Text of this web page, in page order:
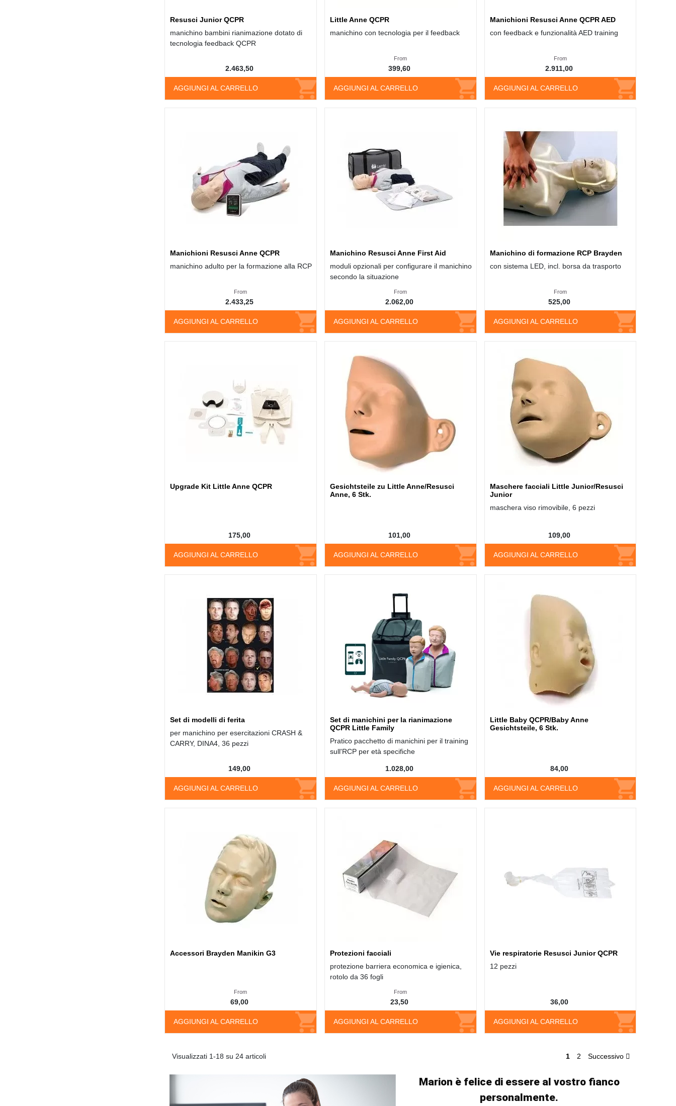
Resusci Junior QCPR
manichino bambini rianimazione dotato di
tecnologia feedback QCPR
AGGIUNGI AL CARRELLO
2.463,50
Little Anne QCPR
manichino con tecnologia per il feedback
AGGIUNGI AL CARRELLO
From
399,60
Manichioni Resusci Anne QCPR AED
con feedback e funzionalità AED training
AGGIUNGI AL CARRELLO
From
2.911,00
Manichioni Resusci Anne QCPR
manichino adulto per la formazione alla RCP
AGGIUNGI AL CARRELLO
From
2.433,25
Manichino Resusci Anne First Aid
moduli opzionali per configurare il manichino
secondo la situazione
AGGIUNGI AL CARRELLO
From
2.062,00
Manichino di formazione RCP Brayden
con sistema LED, incl. borsa da trasporto
AGGIUNGI AL CARRELLO
From
525,00
Upgrade Kit Little Anne QCPR
AGGIUNGI AL CARRELLO
175,00
Gesichtsteile zu Little Anne/Resusci
Anne, 6 Stk.
AGGIUNGI AL CARRELLO
101,00
Maschere facciali Little Junior/Resusci
Junior
maschera viso rimovibile, 6 pezzi
AGGIUNGI AL CARRELLO
109,00
Set di modelli di ferita
per manichino per esercitazioni CRASH &
CARRY, DINA4, 36 pezzi
AGGIUNGI AL CARRELLO
149,00
Set di manichini per la rianimazione
QCPR Little Family
Pratico pacchetto di manichini per il training
sull'RCP per età specifiche
AGGIUNGI AL CARRELLO
1.028,00
Little Baby QCPR/Baby Anne
Gesichtsteile, 6 Stk.
AGGIUNGI AL CARRELLO
84,00
Accessori Brayden Manikin G3
AGGIUNGI AL CARRELLO
From
69,00
Protezioni facciali
protezione barriera economica e igienica,
rotolo da 36 fogli
AGGIUNGI AL CARRELLO
From
23,50
Vie respiratorie Resusci Junior QCPR
12 pezzi
AGGIUNGI AL CARRELLO
36,00
Visualizzati 1-18 su 24 articoli 1 2 Successivo
Marion è felice di essere al vostro fianco
personalmente.